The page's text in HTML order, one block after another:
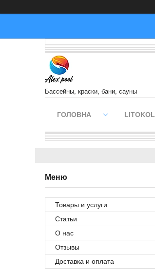
Бассейны, краски, бани, сауны
ГОЛОВНА LITOKOL
Товары и услуги
Статьи
О нас
Отзывы
Доставка и оплата